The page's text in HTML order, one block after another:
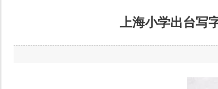
上海小学出台写